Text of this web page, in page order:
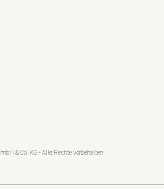
& Co. KG - Alle Rechte vorbehalten